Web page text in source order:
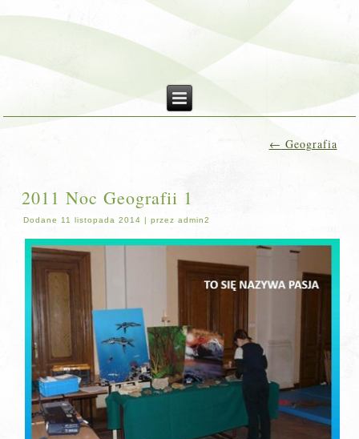
← Geografia
2011 Noc Geografii 1
Dodane 11 listopada 2014 |przez admin2